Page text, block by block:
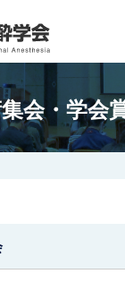
会・学会